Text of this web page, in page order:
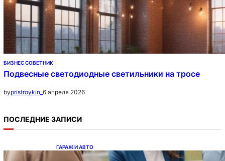
БИЗНЕС СОВЕТНИК
Подвесные светодиодные светильники на тросе
bypristroykin_ 6 апреля 2026
ПОСЛЕДНИЕ ЗАПИСИ
ГАРАЖ И АВТО
Ипотека на новостройки при оформлении